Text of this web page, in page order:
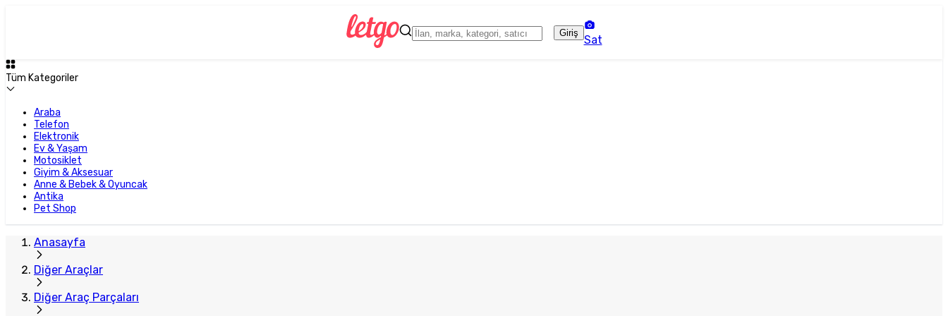
Giriş
Sat
Tüm Kategoriler
Araba
Telefon
Elektronik
Ev & Yaşam
Motosiklet
Giyim & Aksesuar
Anne & Bebek & Oyuncak
Antika
Pet Shop
Anasayfa
Diğer Araçlar
Diğer Araç Parçaları